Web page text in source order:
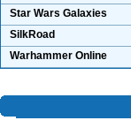
Star Wars Galaxies
SilkRoad
Warhammer Online